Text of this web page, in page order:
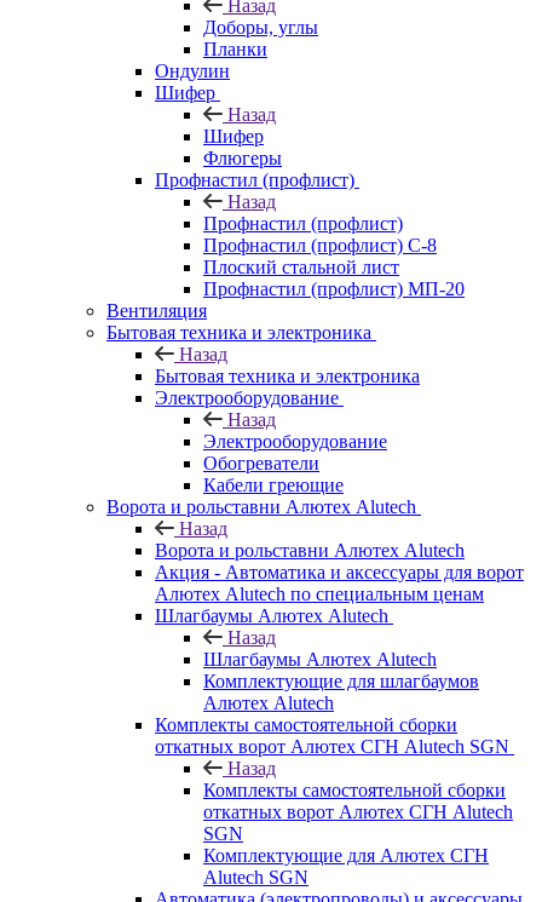
Назад
Доборы, углы
Планки
Ондулин
Шифер
Назад
Шифер
Флюгеры
Профнастил (профлист)
Назад
Профнастил (профлист)
Профнастил (профлист) С-8
Плоский стальной лист
Профнастил (профлист) МП-20
Вентиляция
Бытовая техника и электроника
Назад
Бытовая техника и электроника
Электрооборудование
Назад
Электрооборудование
Обогреватели
Кабели греющие
Ворота и рольставни Алютех Alutech
Назад
Ворота и рольставни Алютех Alutech
Акция - Автоматика и аксессуары для ворот
Алютех Alutech по специальным ценам
Шлагбаумы Алютех Alutech
Назад
Шлагбаумы Алютех Alutech
Комплектующие для шлагбаумов
Алютех Alutech
Комплекты самостоятельной сборки
откатных ворот Алютех СГН Alutech SGN
Назад
Комплекты самостоятельной сборки
откатных ворот Алютех СГН Alutech
SGN
Комплектующие для Алютех СГН
Alutech SGN